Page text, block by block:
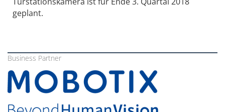
geplant.
Business Partner